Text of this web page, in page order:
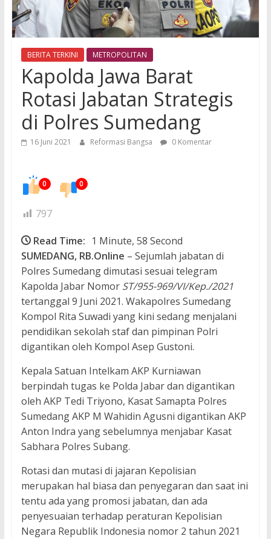
BERITA TERKINI METROPOLITAN
Kapolda Jawa Barat
Rotasi Jabatan Strategis
di Polres Sumedang
16 Juni 2021 Reformasi Bangsa 0 Komentar
0 0
797
Read Time: 1 Minute, 58 Second
SUMEDANG, RB.Online – Sejumlah jabatan di
Polres Sumedang dimutasi sesuai telegram
Kapolda Jabar Nomor ST/955-969/VI/Kep./2021
tertanggal 9 Juni 2021. Wakapolres Sumedang
Kompol Rita Suwadi yang kini sedang menjalani
pendidikan sekolah staf dan pimpinan Polri
digantikan oleh Kompol Asep Gustoni.
Kepala Satuan Intelkam AKP Kurniawan
berpindah tugas ke Polda Jabar dan digantikan
oleh AKP Tedi Triyono, Kasat Samapta Polres
Sumedang AKP M Wahidin Agusni digantikan AKP
Anton Indra yang sebelumnya menjabar Kasat
Sabhara Polres Subang.
Rotasi dan mutasi di jajaran Kepolisian
merupakan hal biasa dan penyegaran dan saat ini
tentu ada yang promosi jabatan, dan ada
penyesuaian terhadap peraturan Kepolisian
Negara Republik Indonesia nomor 2 tahun 2021